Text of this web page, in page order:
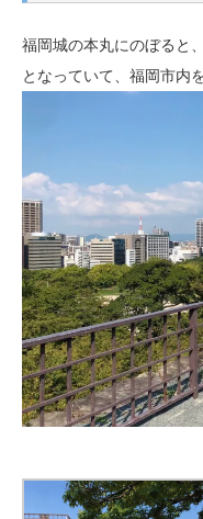
福岡城の本丸にのぼると
となっていて、福岡市内